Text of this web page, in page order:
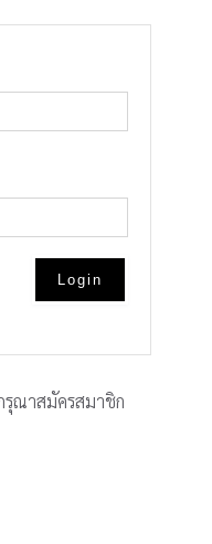
รุณาสมัครสมาชิก